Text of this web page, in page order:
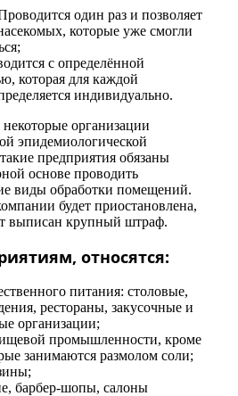
один раз и позволяет
которые уже смогли
с определённой
которая для каждой
индивидуально.
организации
эпидемиологической
предприятия обязаны
основе проводить
виды обработки помещений.
будет приостановлена,
выписан крупный штраф.
относятся:
питания: столовые,
рестораны, закусочные и
организации;
промышленности, кроме
занимаются размолом соли;
барбер-шопы, салоны